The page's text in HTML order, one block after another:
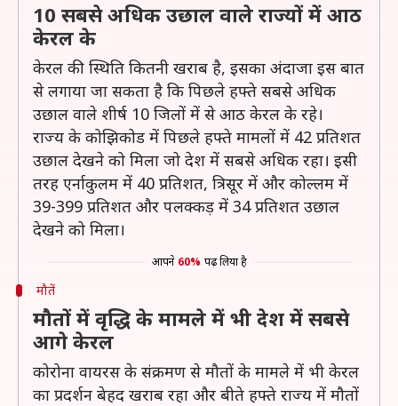
10 सबसे अधिक उछाल वाले राज्यों में आठ
केरल के
केरल की स्थिति कितनी खराब है, इसका अंदाजा इस बात
से लगाया जा सकता है कि पिछले हफ्ते सबसे अधिक
उछाल वाले शीर्ष 10 जिलों में से आठ केरल के रहे।
राज्य के कोझिकोड में पिछले हफ्ते मामलों में 42 प्रतिशत
उछाल देखने को मिला जो देश में सबसे अधिक रहा। इसी
तरह एर्नाकुलम में 40 प्रतिशत, त्रिसूर में और कोल्लम में
39-399 प्रतिशत और पलक्कड़ में 34 प्रतिशत उछाल
देखने को मिला।
आपने 60% पढ़ लिया है
मौतें
मौतों में वृद्धि के मामले में भी देश में सबसे
आगे केरल
कोरोना वायरस के संक्रमण से मौतों के मामले में भी केरल
का प्रदर्शन बेहद खराब रहा और बीते हफ्ते राज्य में मौतों